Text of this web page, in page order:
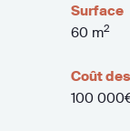
Surface
60 m2
Coût
100